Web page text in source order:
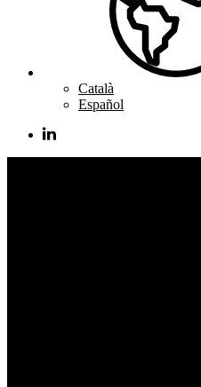
Català
Español